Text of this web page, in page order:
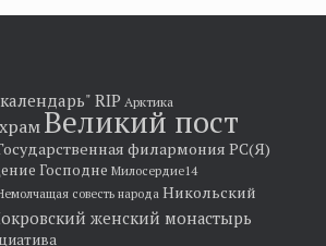
RIP Арктика
Великий пост
филармония РС(Я)
Господне Милосердие14
совесть народа Никольский
женский монастырь